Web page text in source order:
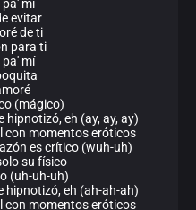
pa' mí
evitar
de ti
para ti
pa' mí
(mágico)
hipnotizó, eh (ay, ay, ay)
con momentos eróticos
es crítico (wuh-uh)
su físico
(uh-uh-uh)
hipnotizó, eh (ah-ah-ah)
con momentos eróticos